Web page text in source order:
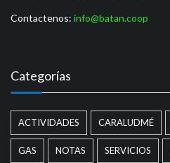
Contactenos: info@batan.coop
Categorías
ACTIVIDADES CARALUDMÉ
GAS NOTAS SERVICIOS